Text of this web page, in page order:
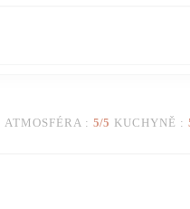
ATMOSFÉRA : 5/5 KUCHYNĚ :